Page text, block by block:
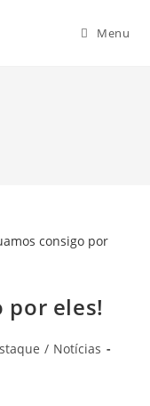
Menu
por eles!
/ Notícias